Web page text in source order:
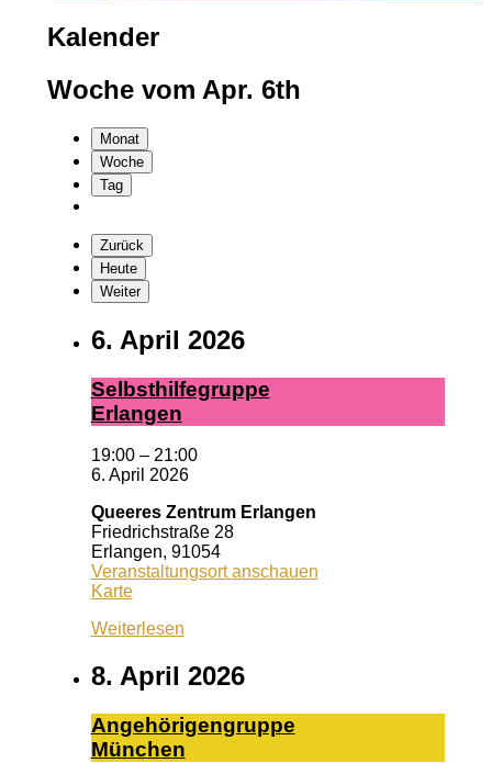
Kalender
Woche vom Apr. 6th
Monat
Woche
Tag
Zurück
Heute
Weiter
6. April 2026
Selbst­hil­fe­grup­pe
Er­lan­gen
19:00 – 21:00
6. April 2026
Queeres Zentrum Erlangen
Friedrichstraße 28
Erlangen, 91054
Veranstaltungsort anschauen
KarteQueeres
Erlangen
Weiterlesen
8. April 2026
An­ge­hö­ri­gen­grup­pe
Mün­chen